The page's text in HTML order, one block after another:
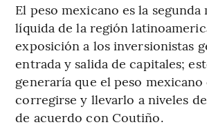
El peso mexicano es la segunda
líquida de la región
exposición a los inversionistas
entrada y salida de capitales;
generaría que el peso mexicano
corregirse y llevarlo a niveles
de acuerdo con Coutiño.